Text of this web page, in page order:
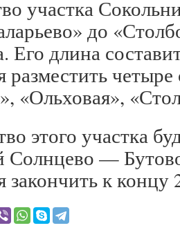
участка
до
Его длина
разместить
«Ольховая»,
этого участка
Солнцево —
закончить к концу